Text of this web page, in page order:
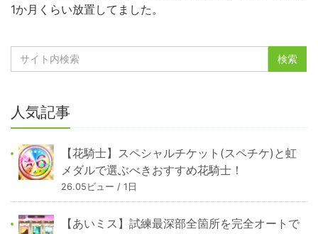
1か月くらい放置してました。
人気記事
【花騎士】スペシャルチケット(スペチケ)と虹
メダルで選ぶべきおすすめ花騎士！
26.05ビュー / 1日
【あいミス】試練最深部全箇所を完全オートで